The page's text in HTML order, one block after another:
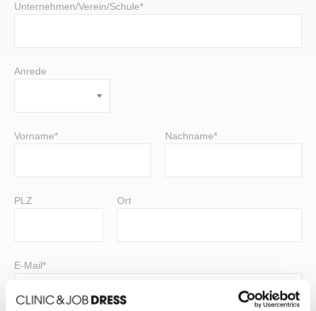
Unternehmen/Verein/Schule*
Anrede
Vorname* Nachname*
PLZ Ort
E-Mail*